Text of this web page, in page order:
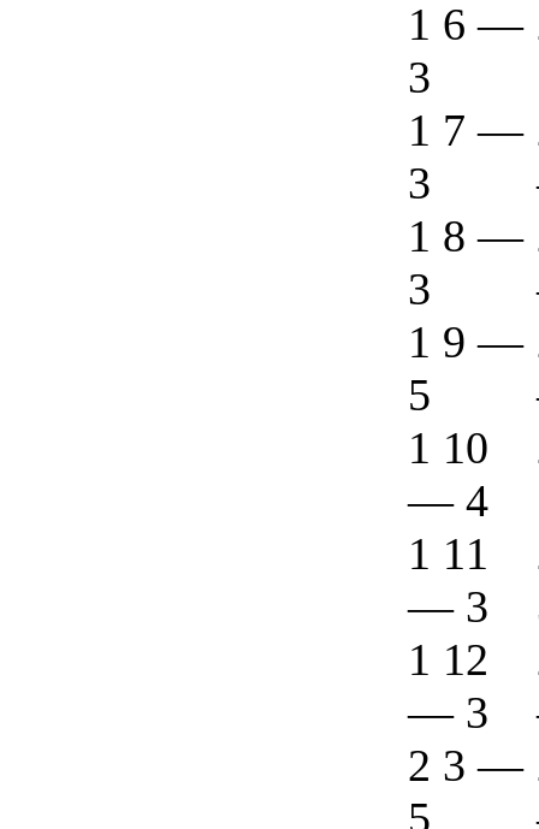
1 6 —
3
1 7 —
3
1 8 —
3
1 9 —
5
1 10
— 4
1 11
— 3
1 12
— 3
2 3 —
5